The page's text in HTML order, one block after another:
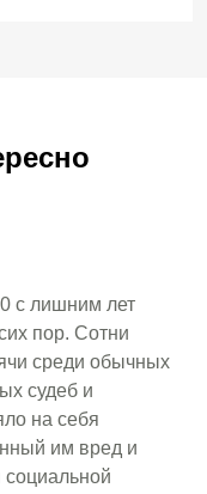
с лишним лет
пор. Сотни
среди обычных
судеб и
на себя
им вред и
социальной